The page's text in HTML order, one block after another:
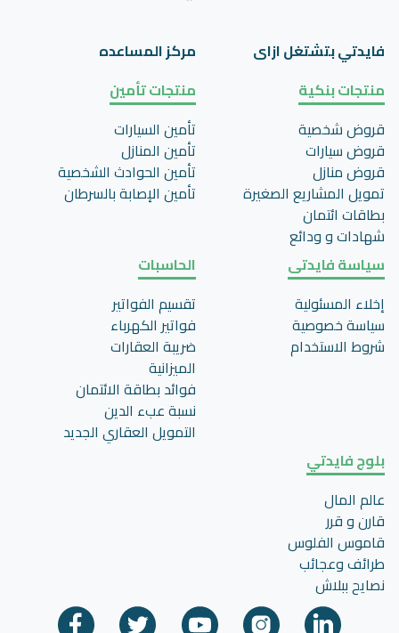
فايدتي بتشتغل ازاى
مركز المساعده
منتجات بنكية
قروض شخصية
قروض سيارات
قروض منازل
تمويل المشاريع الصغيرة
بطاقات ائتمان
شهادات و ودائع
منتجات تأمين
تأمين السيارات
تأمين المنازل
تأمين الحوادث الشخصية
تأمين اﻹصابة بالسرطان
سياسة فايدتى
إخلاء المسئولية
سياسة خصوصية
شروط الاستخدام
الحاسبات
تقسيم الفواتير
فواتير الكهرباء
ضريبة العقارات
الميزانية
فوائد بطاقة الائتمان
نسبة عبء الدين
التمويل العقاري الجديد
بلوج فايدتي
عالم المال
قارن و قرر
قاموس الفلوس
طرائف وعجائب
نصايح ببلاش